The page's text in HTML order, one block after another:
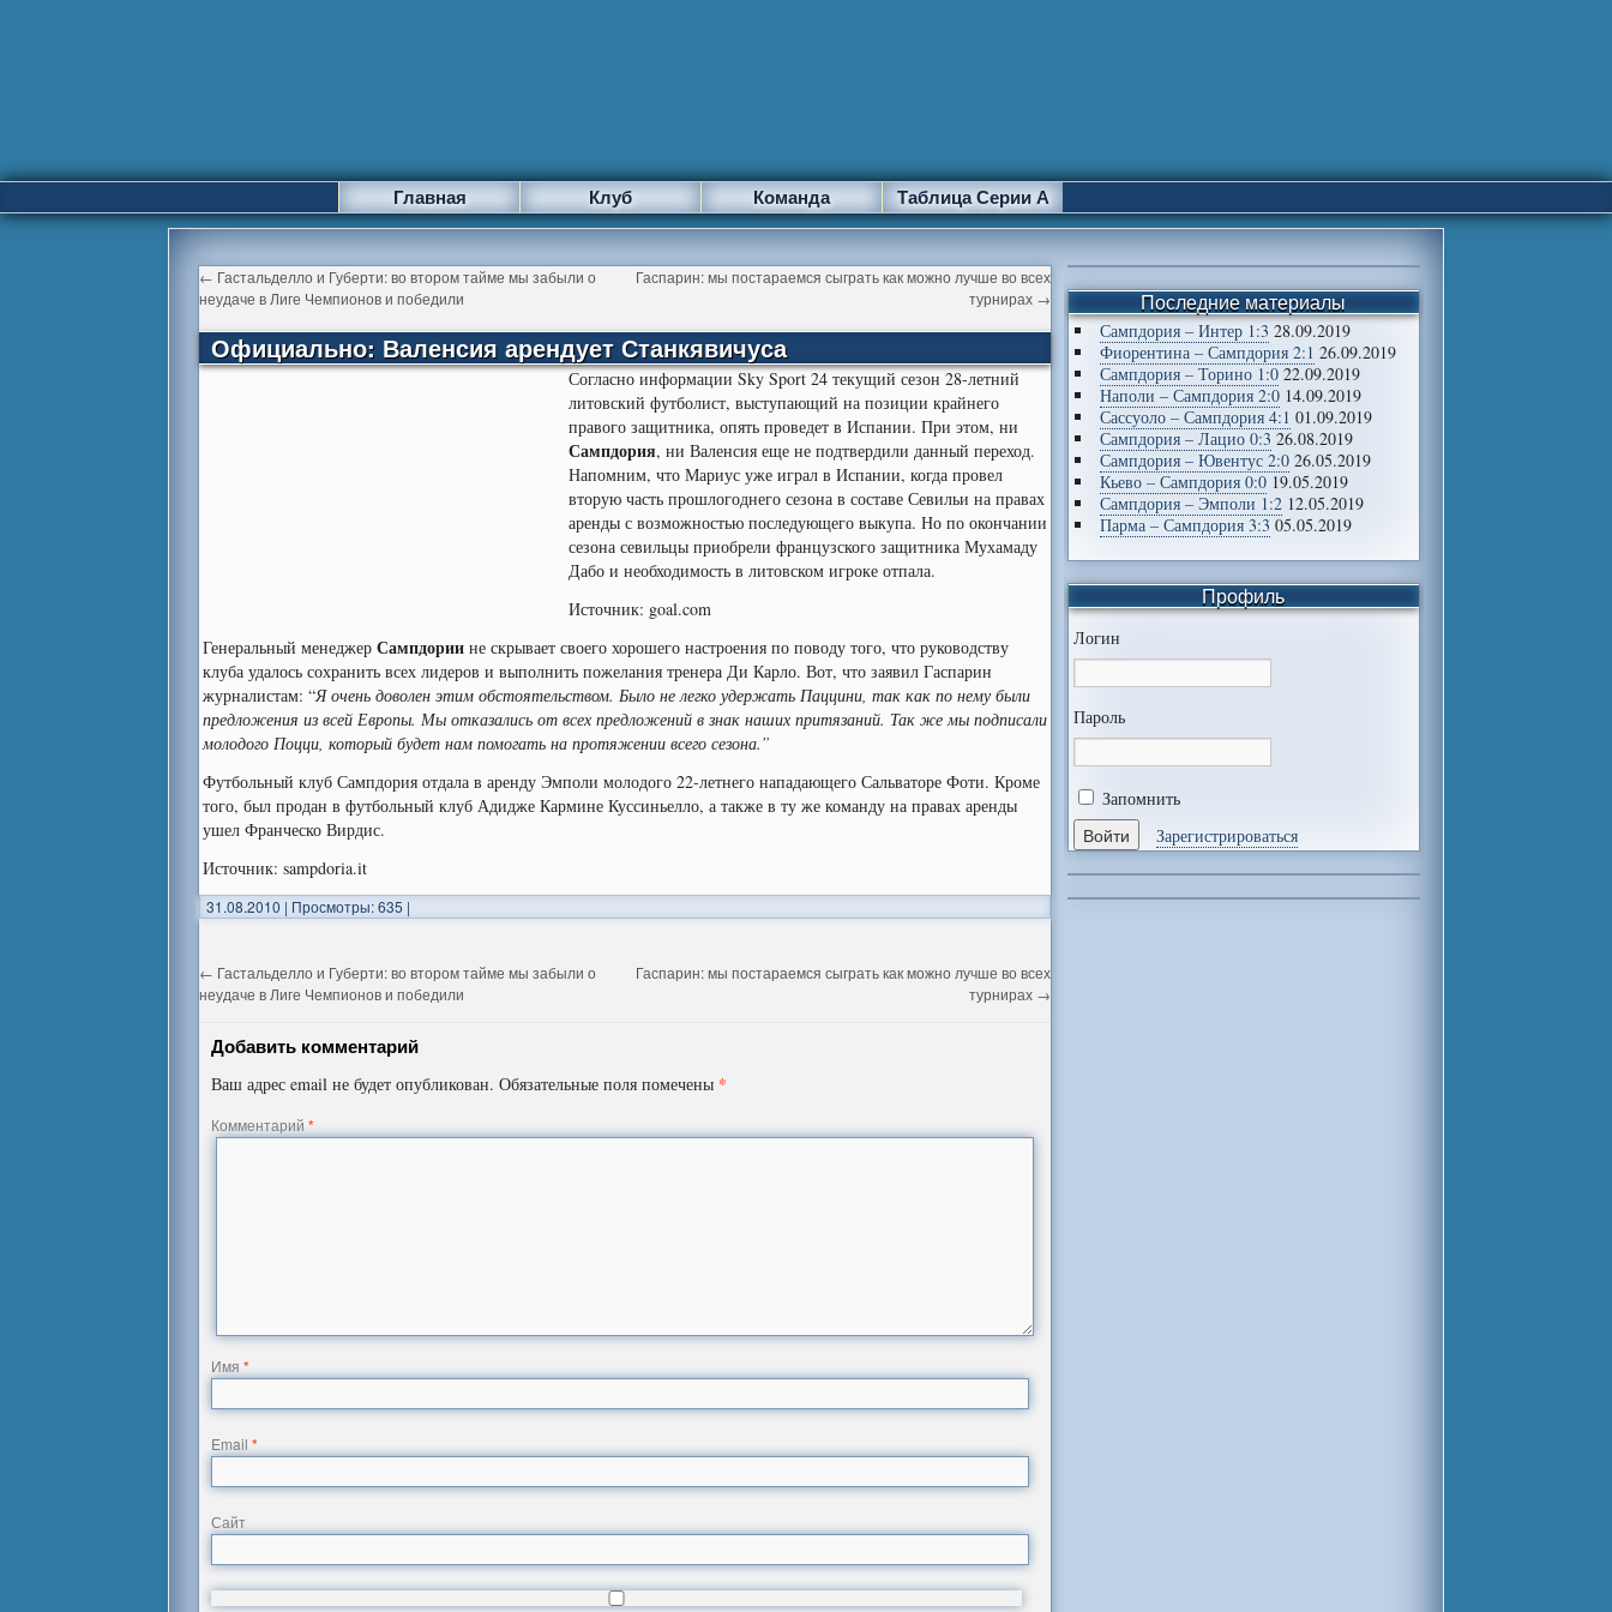
Главная Клуб Команда Таблица Серии А
← Гастальделло и Губерти: во втором тайме мы забыли о
неудаче в Лиге Чемпионов и победили
Гаспарин: мы постараемся сыграть как можно лучше во всех
турнирах →
Официально: Валенсия арендует Станкявичуса
Согласно информации Sky Sport 24 текущий сезон 28-летний
литовский футболист, выступающий на позиции крайнего
правого защитника, опять проведет в Испании. При этом, ни
Сампдория, ни Валенсия еще не подтвердили данный переход.
Напомним, что Мариус уже играл в Испании, когда провел
вторую часть прошлогоднего сезона в составе Севильи на правах
аренды с возможностью последующего выкупа. Но по окончании
сезона севильцы приобрели французского защитника Мухамаду
Дабо и необходимость в литовском игроке отпала.
Источник: goal.com
Генеральный менеджерСампдориине скрывает своего хорошего настроения по поводу того, что руководству
клуба удалось сохранить всех лидеров и выполнить пожелания тренера Ди Карло. Вот, что заявил Гаспарин
журналистам: “Я очень доволен этим обстоятельством. Было не легко удержать Паццини, так как по нему были
предложения из всей Европы. Мы отказались от всех предложений в знак наших притязаний. Так же мы подписали
молодого Поцци, который будет нам помогать на протяжении всего сезона.”
Футбольный клуб Сампдория отдала в аренду Эмполи молодого 22-летнего нападающего Сальваторе Фоти. Кроме
того, был продан в футбольный клуб Адидже Кармине Куссиньелло, а также в ту же команду на правах аренды
ушел Франческо Вирдис.
Источник: sampdoria.it
31.08.2010 | Просмотры: 635 |
← Гастальделло и Губерти: во втором тайме мы забыли о
неудаче в Лиге Чемпионов и победили
Гаспарин: мы постараемся сыграть как можно лучше во всех
турнирах →
Добавить комментарий
Ваш адрес email не будет опубликован. Обязательные поля помечены *
Комментарий*
Имя*
Email*
Сайт
Последние материалы
Сампдория – Интер 1:3 28.09.2019
Фиорентина – Сампдория 2:1 26.09.2019
Сампдория – Торино 1:0 22.09.2019
Наполи – Сампдория 2:0 14.09.2019
Сассуоло – Сампдория 4:1 01.09.2019
Сампдория – Лацио 0:3 26.08.2019
Сампдория – Ювентус 2:0 26.05.2019
Кьево – Сампдория 0:0 19.05.2019
Сампдория – Эмполи 1:2 12.05.2019
Парма – Сампдория 3:3 05.05.2019
Профиль
Логин
Пароль
Запомнить
Зарегистрироваться